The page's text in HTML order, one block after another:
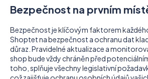
Bezpečnost na prvním
Bezpečnost je klíčovým faktorem
Shoptet na bezpečnost a ochranu dat
důraz. Pravidelné aktualizace a
shop bude vždy chráněn před
toho, splňuje všechny legislativní